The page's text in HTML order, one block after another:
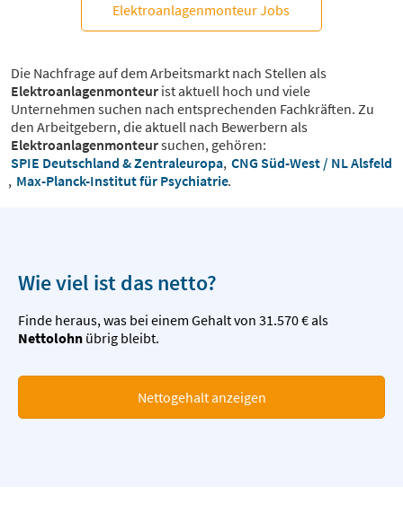
Elektroanlagenmonteur Jobs
Die Nachfrage auf dem Arbeitsmarkt nach Stellen als
Elektroanlagenmonteur ist aktuell hoch und viele
Unternehmen suchen nach entsprechenden Fachkräften. Zu
den Arbeitgebern, die aktuell nach Bewerbern als
Elektroanlagenmonteursuchen, gehören:
SPIE Deutschland & Zentraleuropa, CNG Süd-West / NL Alsfeld
, Max-Planck-Institut für Psychiatrie.
Wie viel ist das netto?
Finde heraus, was bei einem Gehalt von 31.570 € als
Nettolohn übrig bleibt.
Nettogehalt anzeigen